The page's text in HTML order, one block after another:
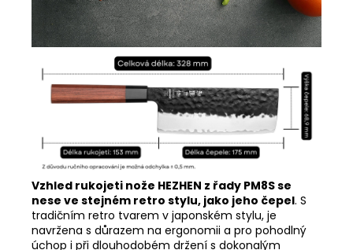
Vzhled rukojeti nože HEZHEN z řady PM8S se
nese ve stejném retro stylu, jako jeho čepel. S
tradičním retro tvarem v japonském stylu, je
navržena s důrazem na ergonomii a pro pohodlný
úchop i při dlouhodobém držení s dokonalým